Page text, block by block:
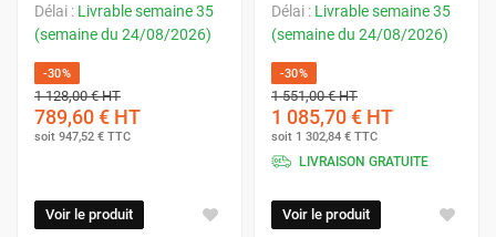
Délai : Livrable semaine 35
(semaine du 24/08/2026)
-30%
1 128,00 €HT
789,60 € HT
soit 947,52 € TTC
Voir le produit
Délai : Livrable semaine 35
(semaine du 24/08/2026)
-30%
1 551,00 €HT
1 085,70 € HT
soit 1 302,84 € TTC
LIVRAISON GRATUITE
Voir le produit